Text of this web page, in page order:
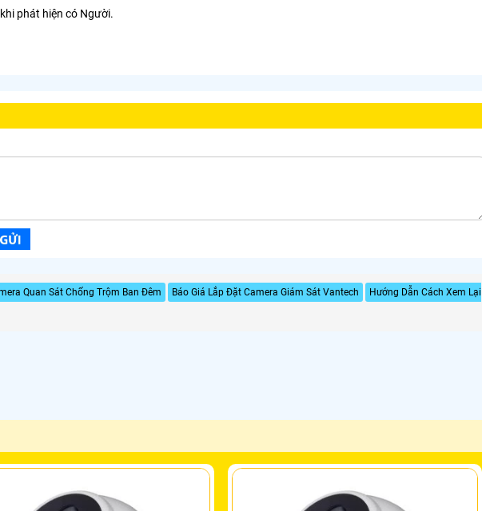
phát hiện có Người.
Quan Sát Chống Trộm Ban Đêm Báo Giá Lắp Đặt Camera Giám Sát Vantech
Hướng Dẫn Cách Xem Lại